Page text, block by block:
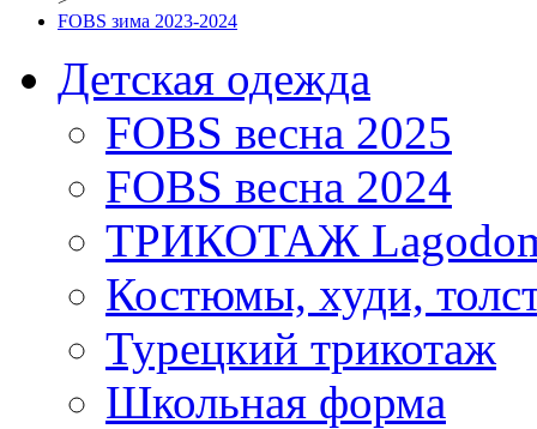
FOBS зима 2023-2024
Детская одежда
FOBS весна 2025
FOBS весна 2024
ТРИКОТАЖ
Костюмы, худи,
Турецкий трикотаж
Школьная форма